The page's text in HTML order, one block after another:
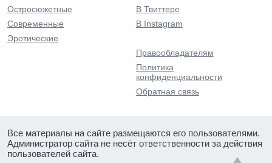
Остросюжетные
Современные
Эротические
В Твиттере
В Instagram
Правообладателям
Политика
конфиденциальности
Обратная связь
Все материалы на сайте размещаются его пользователями.
Администратор сайта не несёт ответственности за действия
пользователей сайта.